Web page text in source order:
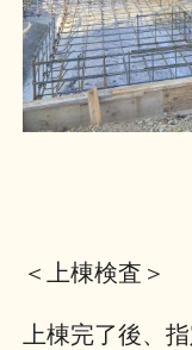
＜上棟検査＞
上棟完了後、